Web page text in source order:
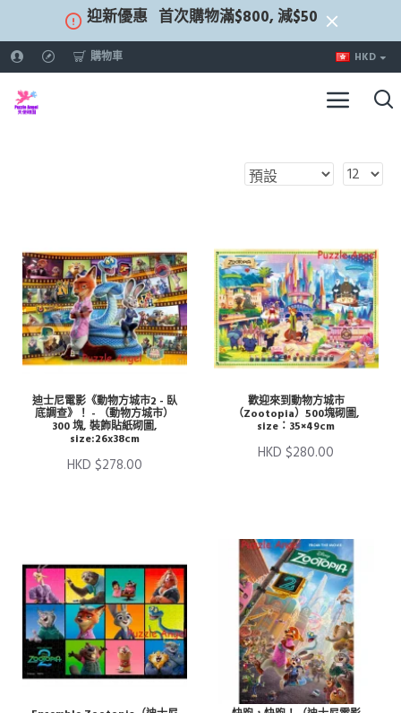
迎新優惠 首次購物滿$800, 減$50
購物車 HKD
迪士尼電影《動物方城市2 - 臥
底調查》！ - （動物方城市）
300 塊, 裝飾貼紙砌圖,
size:26x38cm
HKD $278.00
歡迎來到動物方城市
（Zootopia）500塊砌圖,
size：35×49cm
HKD $280.00